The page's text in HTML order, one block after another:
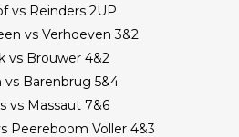
vs Reinders 2UP
vs Verhoeven 3&2
vs Brouwer 4&2
vs Barenbrug 5&4
vs Massaut 7&6
Peereboom Voller 4&3